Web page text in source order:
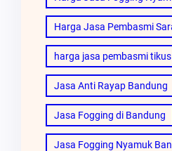
Harga Jasa Pembasmi
harga jasa pembasmi tikus
Jasa Anti Rayap Bandung
Jasa Fogging di Bandung
Jasa Fogging Nyamuk